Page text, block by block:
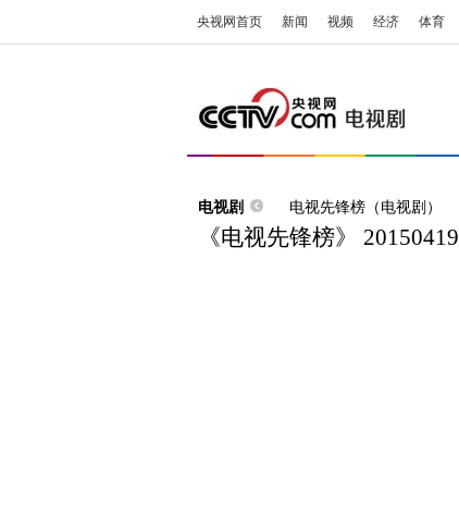
央视网首页 新闻 视频 经济 体育
电视剧 电视先锋榜（电视剧）
《电视先锋榜》 20150419